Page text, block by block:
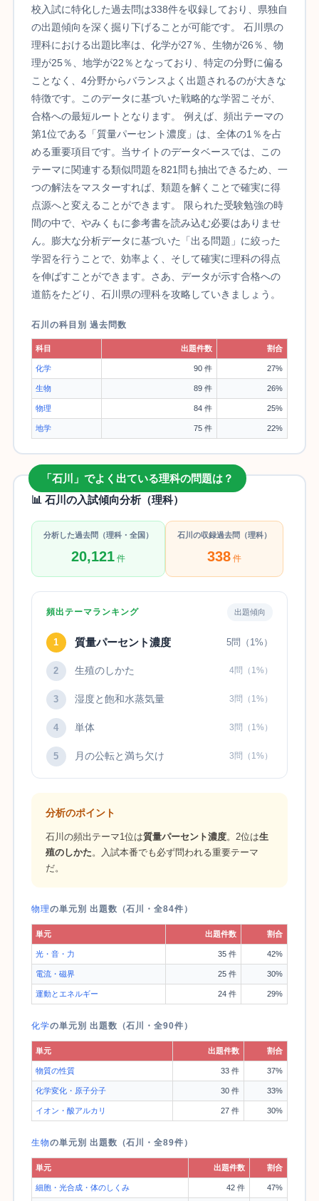
校入試に特化した過去問は338件を収録しており、県独自
の出題傾向を深く掘り下げることが可能です。 石川県の
理科における出題比率は、化学が27％、生物が26％、物
理が25％、地学が22％となっており、特定の分野に偏る
ことなく、4分野からバランスよく出題されるのが大きな
特徴です。このデータに基づいた戦略的な学習こそが、
合格への最短ルートとなります。 例えば、頻出テーマの
第1位である「質量パーセント濃度」は、全体の1％を占
める重要項目です。当サイトのデータベースでは、この
テーマに関連する類似問題を821問も抽出できるため、一
つの解法をマスターすれば、類題を解くことで確実に得
点源へと変えることができます。 限られた受験勉強の時
間の中で、やみくもに参考書を読み込む必要はありませ
ん。膨大な分析データに基づいた「出る問題」に絞った
学習を行うことで、効率よく、そして確実に理科の得点
を伸ばすことができます。さあ、データが示す合格への
道筋をたどり、石川県の理科を攻略していきましょう。
石川の科目別 過去問数
科目 出題件数 割合
化学 90 件 27%
生物 89 件 26%
物理 84 件 25%
地学 75 件 22%
「石川」でよく出ている理科の問題は？
📊 石川の入試傾向分析（理科）
分析した過去問（理科・全国）
20,121件
石川の収録過去問（理科）
338件
頻出テーマランキング 出題傾向
1 質量パーセント濃度 5問（1%）
2 生殖のしかた 4問（1%）
3 湿度と飽和水蒸気量 3問（1%）
4 単体 3問（1%）
5 月の公転と満ち欠け 3問（1%）
分析のポイント
石川の頻出テーマ1位は質量パーセント濃度。2位は生
殖のしかた 。入試本番でも必ず問われる重要テーマ
だ。
物理の単元別 出題数（石川・全84件）
単元 出題件数 割合
光・音・力 35 件 42%
電流・磁界 25 件 30%
運動とエネルギー 24 件 29%
化学の単元別 出題数（石川・全90件）
単元 出題件数 割合
物質の性質 33 件 37%
化学変化・原子分子 30 件 33%
イオン・酸アルカリ 27 件 30%
生物の単元別 出題数（石川・全89件）
単元 出題件数 割合
細胞・光合成・体のしくみ 42 件 47%